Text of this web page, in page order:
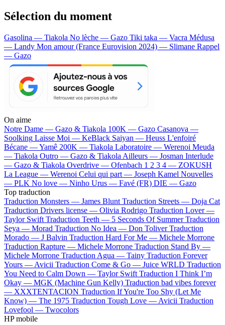
Sélection du moment
Gasolina — Tiakola No lèche — Gazo Tiki taka — Vacra Médusa
— Landy Mon amour (France Eurovision 2024) — Slimane Rappel
— Gazo
On aime
Notre Dame — Gazo & Tiakola 100K — Gazo Casanova —
Soolking Laisse Moi — KeBlack Saiyan — Heuss L'enfoiré
Bécane —Yamê 200K — Tiakola Laboratoire — Werenoi Meuda
— Tiakola Outro — Gazo & Tiakola Ailleurs — Josman Interlude
— Gazo & Tiakola Overdrive — Ofenbach 1 2 3 4 — ZOKUSH
La League — Werenoi Celui qui part — Joseph Kamel Nouvelles
— PLK No love — Ninho Urus — Favé (FR) DIE — Gazo
Top traduction
Traduction Monsters — James Blunt Traduction Streets — Doja Cat
Traduction Drivers license — Olivia Rodrigo Traduction Lover —
Taylor Swift Traduction Teeth — 5 Seconds Of Summer Traduction
Seya — Morad Traduction No Idea — Don Toliver Traduction
Morado — J Balvin Traduction Hard For Me — Michele Morrone
Traduction Rapture — Michele Morrone Traduction Stand By —
Michele Morrone Traduction Agua — Tainy Traduction Forever
Yours — Avicii Traduction Come & Go — Juice WRLD Traduction
You Need to Calm Down — Taylor Swift Traduction I Think I’m
Okay — MGK (Machine Gun Kelly) Traduction bad vibes forever
— XXXTENTACION Traduction If You're Too Shy (Let Me
Know) — The 1975 Traduction Tough Love — Avicii Traduction
Lovefool — Twocolors
HP mobile